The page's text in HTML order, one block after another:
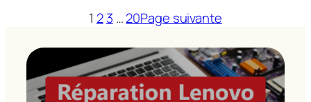
1 23 …20Page suivante